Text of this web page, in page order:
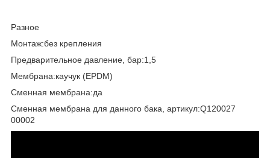
Разное
Монтаж:без крепления
Предварительное давление, бар:1,5
Мембрана:каучук (EPDM)
Сменная мембрана:да
Сменная мембрана для данного бака, артикул:Q120027
00002